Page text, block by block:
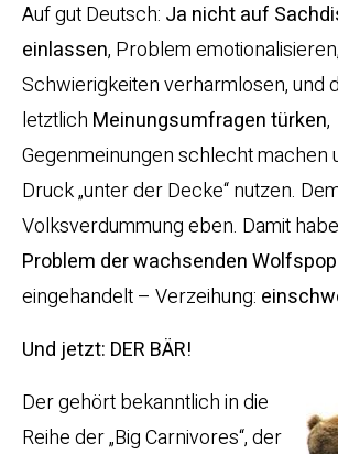
Auf gut Deutsch: Ja nicht auf
einlassen, Problem emotionalisieren,
Schwierigkeiten verharmlosen, und
letztlich Meinungsumfragen türken,
Gegenmeinungen schlecht machen
Druck „unter der Decke“ nutzen.
Volksverdummung eben. Damit
Problem der wachsenden
eingehandelt – Verzeihung:
Und jetzt: DER BÄR!
Der gehört bekanntlich in die
Reihe der „Big Carnivores“, der